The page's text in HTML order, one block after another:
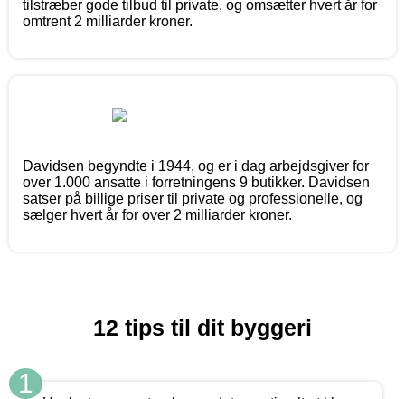
tilstræber gode tilbud til private, og omsætter hvert år for
omtrent 2 milliarder kroner.
Davidsen begyndte i 1944, og er i dag arbejdsgiver for
over 1.000 ansatte i forretningens 9 butikker. Davidsen
satser på billige priser til private og professionelle, og
sælger hvert år for over 2 milliarder kroner.
12 tips til dit byggeri
1